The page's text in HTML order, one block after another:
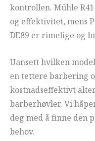
kontrollen. Mühle
og effektivitet, mens
DE89 er rimelige og
Uansett hvilken
en tettere barbering
kostnadseffektivt
barberhøvler. Vi
deg med å finne den
behov.